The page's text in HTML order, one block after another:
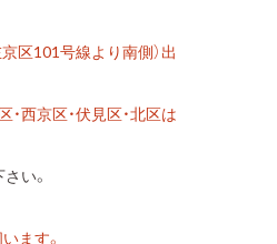
京区101号線より南側）出
西京区・伏見区・北区は
い。
ます。